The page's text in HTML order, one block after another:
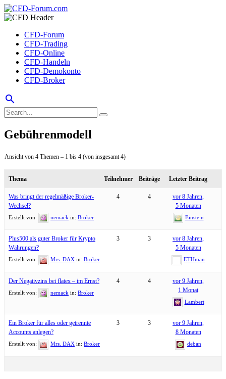
CFD-Forum
CFD-Trading
CFD-Online
CFD-Handeln
CFD-Demokonto
CFD-Broker
search
Gebührenmodell
Ansicht von 4 Themen – 1 bis 4 (von insgesamt 4)
Thema Teilnehmer Beiträge Letzter Beitrag
Was bringt der regelmäßige Broker-
Wechsel?
Erstellt von: nemack in: Broker
4 4
vor 8 Jahren,
5 Monaten
Einstein
Plus500 als guter Broker für Krypto
Währungen?
Erstellt von: Mrs. DAX in: Broker
3 3
vor 8 Jahren,
5 Monaten
ETHman
Der Negativzins bei flatex – im Ernst?
Erstellt von: nemack in: Broker
4 4
vor 9 Jahren,
1 Monat
Lambert
Ein Broker für alles oder getrennte
Accounts anlegen?
Erstellt von: Mrs. DAX in: Broker
3 3
vor 9 Jahren,
8 Monaten
deban